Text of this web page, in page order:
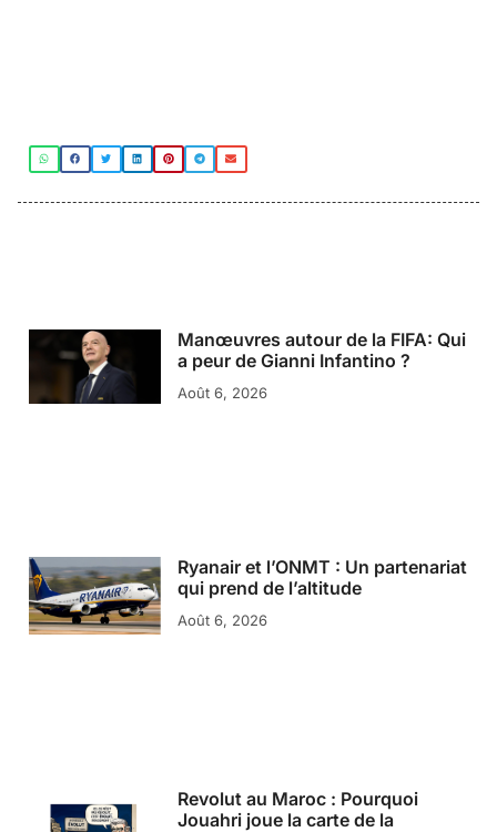
Manœuvres autour de la FIFA: Qui
a peur de Gianni Infantino ?
Août 6, 2026
Ryanair et l’ONMT : Un partenariat
qui prend de l’altitude
Août 6, 2026
Revolut au Maroc : Pourquoi
Jouahri joue la carte de la